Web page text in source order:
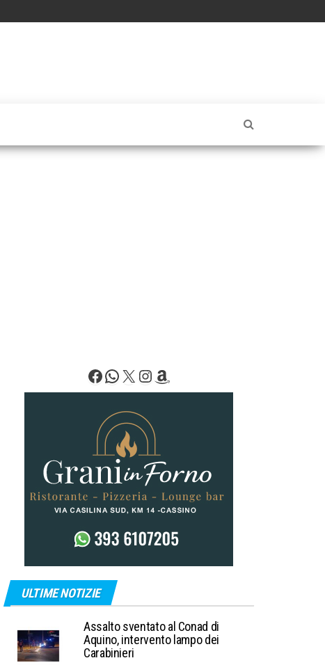
Facebook
WhatsApp
X Instagram
Amazon
ULTIME NOTIZIE
Assalto sventato al Conad di
Aquino, intervento lampo dei
Carabinieri